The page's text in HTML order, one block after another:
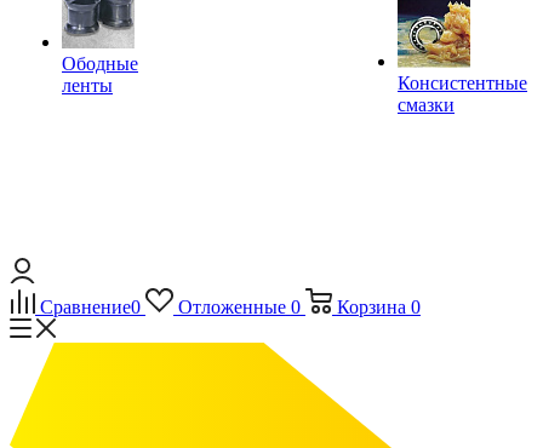
Ободные
ленты
Консистентные
смазки
Сравнение0 Отложенные 0 Корзина 0